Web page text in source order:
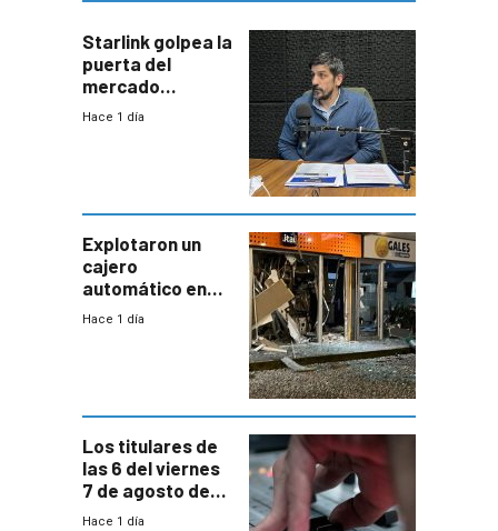
Starlink golpea la
puerta del
mercado
uruguayo y Antel
con mayor
miedo”
Hace 1 día
Explotaron un
cajero
automático en
Parque Miramar;
Hace 1 día
Los titulares de
las 6 del viernes
7 de agosto de
2026
Hace 1 día